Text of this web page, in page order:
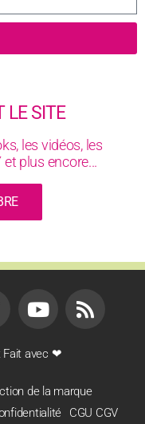
LE SITE
les vidéos, les
et plus encore...
Fait avec ❤
de la marque
CGU CGV